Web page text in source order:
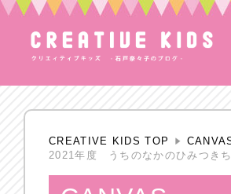
CREATIVE KIDS TOP
2021年度 うちのなかのひみつきち